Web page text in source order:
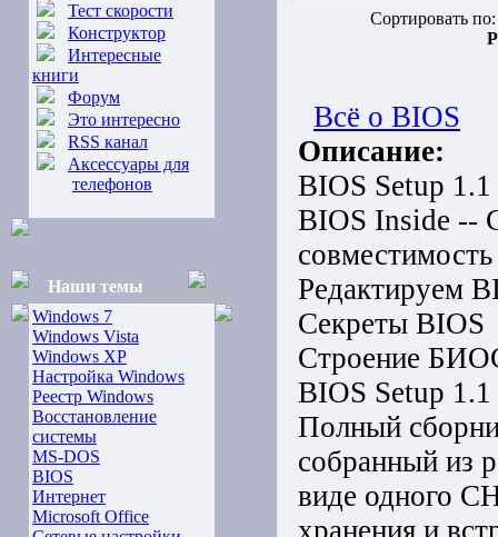
Тест скорости
Конструктор
Интересные
книги
Форум
Это интересно
RSS канал
Аксессуары для
телефонов
Наши темы
Windows 7
Windows Vista
Windows XP
Настройка Windows
Реестр Windows
Восстановление
системы
MS-DOS
BIOS
Интернет
Microsoft Office
Сортировать
Всё о BIOS
Описание:
BIOS Setup 1.1
BIOS Inside --
Редактируем
Секреты BIOS
Строение
BIOS Setup 1.1
Полный
собранный из
виде одного
хранения и